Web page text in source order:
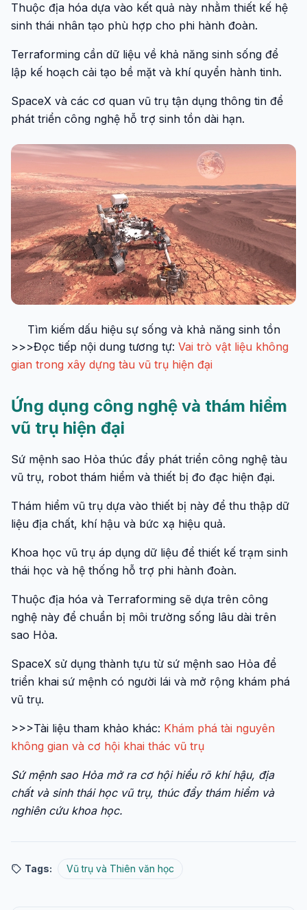
Thuộc địa hóa dựa vào kết quả này nhằm thiết kế hệ
sinh thái nhân tạo phù hợp cho phi hành đoàn.
Terraforming cần dữ liệu về khả năng sinh sống để
lập kế hoạch cải tạo bề mặt và khí quyển hành tinh.
SpaceX và các cơ quan vũ trụ tận dụng thông tin để
phát triển công nghệ hỗ trợ sinh tồn dài hạn.
Tìm kiếm dấu hiệu sự sống và khả năng sinh tồn
>>>Đọc tiếp nội dung tương tự: Vai trò vật liệu không
gian trong xây dựng tàu vũ trụ hiện đại
Ứng dụng công nghệ và thám hiểm
vũ trụ hiện đại
Sứ mệnh sao Hỏa thúc đẩy phát triển công nghệ tàu
vũ trụ, robot thám hiểm và thiết bị đo đạc hiện đại.
Thám hiểm vũ trụ dựa vào thiết bị này để thu thập dữ
liệu địa chất, khí hậu và bức xạ hiệu quả.
Khoa học vũ trụ áp dụng dữ liệu để thiết kế trạm sinh
thái học và hệ thống hỗ trợ phi hành đoàn.
Thuộc địa hóa và Terraforming sẽ dựa trên công
nghệ này để chuẩn bị môi trường sống lâu dài trên
sao Hỏa.
SpaceX sử dụng thành tựu từ sứ mệnh sao Hỏa để
triển khai sứ mệnh có người lái và mở rộng khám phá
vũ trụ.
>>>Tài liệu tham khảo khác: Khám phá tài nguyên
không gian và cơ hội khai thác vũ trụ
Sứ mệnh sao Hỏa mở ra cơ hội hiểu rõ khí hậu, địa
chất và sinh thái học vũ trụ, thúc đẩy thám hiểm và
nghiên cứu khoa học.
Tags: Vũ trụ và Thiên văn học